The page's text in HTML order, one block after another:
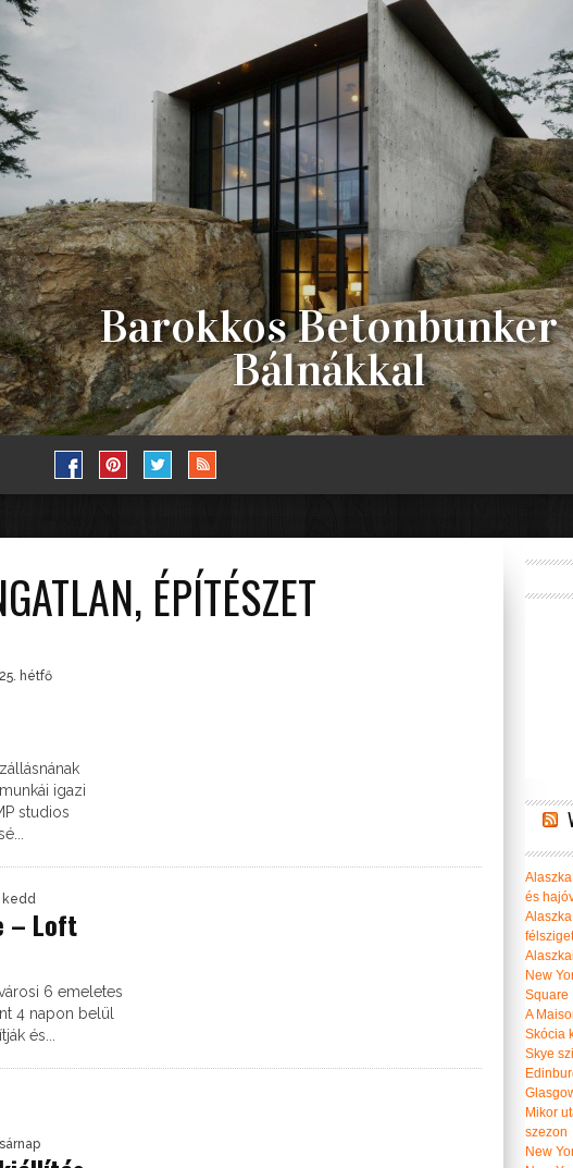
Barokkos Betonbunker
Bálnákkal
PIERRE, A SZIKLA (FRANCIÁUL) AZ USA-KANADA HATÁR
ÖBLÖK MIATT TÓVÁ SZELÍDÜLT, SZINTE FESZÍTETT
CSENDES-ÓCEÁNBAN ÚSZKÁLÓ,...
ÉPÍTÉSZET
hétfő
igazi
studios
kedd
– Loft
6 emeletes
4 napon belül
és...
és
New
Square
A
Skócia
Skye
Mikor
szezon
New